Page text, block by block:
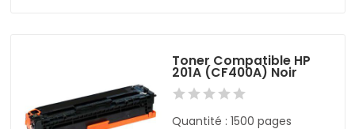
Toner Compatible HP
201A (CF400A) Noir
Quantité : 1500 pages